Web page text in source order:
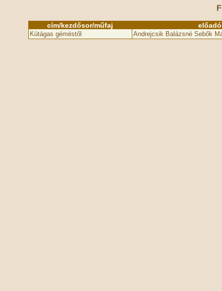
cím/kezdősor/műfaj előadó
Kútágas gémëstől Andrejcsik Balázsné Sebők